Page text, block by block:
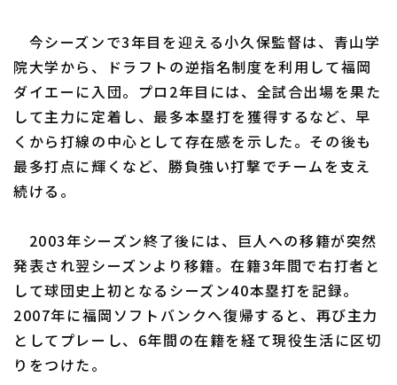
今シーズンで3年目を迎える小久保監督は、青山学
院大学から、ドラフトの逆指名制度を利用して福岡
ダイエーに入団。プロ2年目には、全試合出場を果た
して主力に定着し、最多本塁打を獲得するなど、早
くから打線の中心として存在感を示した。その後も
最多打点に輝くなど、勝負強い打撃でチームを支え
続ける。
2003年シーズン終了後には、巨人への移籍が突然
発表され翌シーズンより移籍。在籍3年間で右打者と
して球団史上初となるシーズン40本塁打を記録。
2007年に福岡ソフトバンクへ復帰すると、再び主力
としてプレーし、6年間の在籍を経て現役生活に区切
りをつけた。